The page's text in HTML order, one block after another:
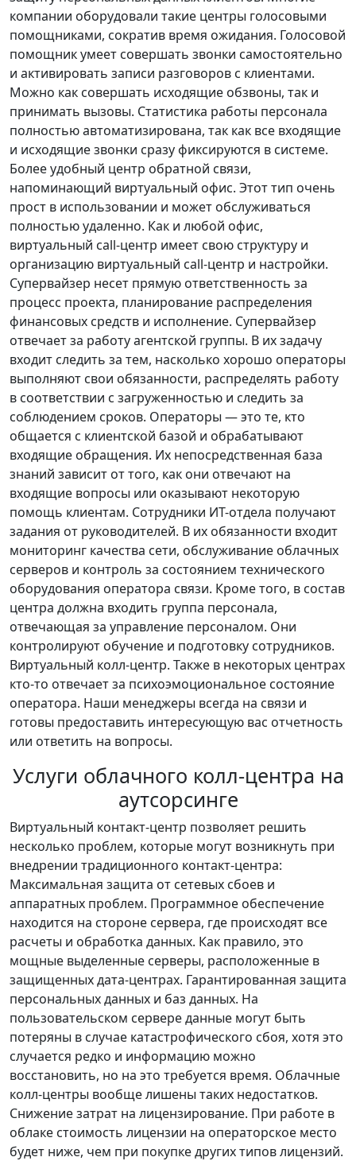
компании оборудовали такие центры голосовыми
помощниками, сократив время ожидания. Голосовой
помощник умеет совершать звонки самостоятельно
и активировать записи разговоров с клиентами.
Можно как совершать исходящие обзвоны, так и
принимать вызовы. Статистика работы персонала
полностью автоматизирована, так как все входящие
и исходящие звонки сразу фиксируются в системе.
Более удобный центр обратной связи,
напоминающий виртуальный офис. Этот тип очень
прост в использовании и может обслуживаться
полностью удаленно. Как и любой офис,
виртуальный call-центр имеет свою структуру и
организацию виртуальный call-центр и настройки.
Супервайзер несет прямую ответственность за
процесс проекта, планирование распределения
финансовых средств и исполнение. Супервайзер
отвечает за работу агентской группы. В их задачу
входит следить за тем, насколько хорошо операторы
выполняют свои обязанности, распределять работу
в соответствии с загруженностью и следить за
соблюдением сроков. Операторы — это те, кто
общается с клиентской базой и обрабатывают
входящие обращения. Их непосредственная база
знаний зависит от того, как они отвечают на
входящие вопросы или оказывают некоторую
помощь клиентам. Сотрудники ИТ-отдела получают
задания от руководителей. В их обязанности входит
мониторинг качества сети, обслуживание облачных
серверов и контроль за состоянием технического
оборудования оператора связи. Кроме того, в состав
центра должна входить группа персонала,
отвечающая за управление персоналом. Они
контролируют обучение и подготовку сотрудников.
Виртуальный колл-центр. Также в некоторых центрах
кто-то отвечает за психоэмоциональное состояние
оператора. Наши менеджеры всегда на связи и
готовы предоставить интересующую вас отчетность
или ответить на вопросы.
Услуги облачного колл-центра на
аутсорсинге
Виртуальный контакт-центр позволяет решить
несколько проблем, которые могут возникнуть при
внедрении традиционного контакт-центра:
Максимальная защита от сетевых сбоев и
аппаратных проблем. Программное обеспечение
находится на стороне сервера, где происходят все
расчеты и обработка данных. Как правило, это
мощные выделенные серверы, расположенные в
защищенных дата-центрах. Гарантированная защита
персональных данных и баз данных. На
пользовательском сервере данные могут быть
потеряны в случае катастрофического сбоя, хотя это
случается редко и информацию можно
восстановить, но на это требуется время. Облачные
колл-центры вообще лишены таких недостатков.
Снижение затрат на лицензирование. При работе в
облаке стоимость лицензии на операторское место
будет ниже, чем при покупке других типов лицензий.